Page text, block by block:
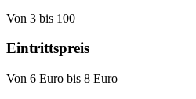
Von 3 bis 100
Eintrittspreis
Von 6 Euro bis 8 Euro